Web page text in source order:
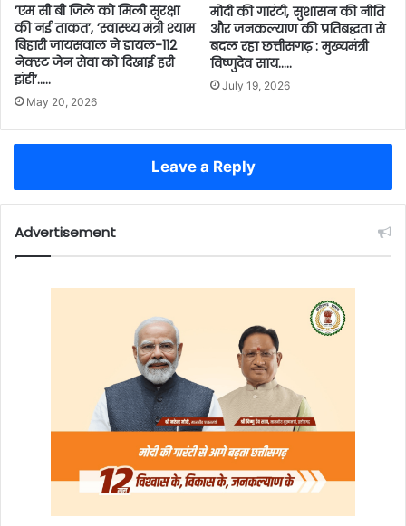
’एम सी बी जिले को मिली सुरक्षा
की नई ताकत’, ’स्वास्थ्य मंत्री श्याम
बिहारी जायसवाल ने डायल-112
नेक्स्ट जेन सेवा को दिखाई हरी
झंडी’…..
May 20, 2026
मोदी की गारंटी, सुशासन की नीति
और जनकल्याण की प्रतिबद्धता से
बदल रहा छत्तीसगढ़ : मुख्यमंत्री
विष्णुदेव साय…..
July 19, 2026
Leave a Reply
Advertisement